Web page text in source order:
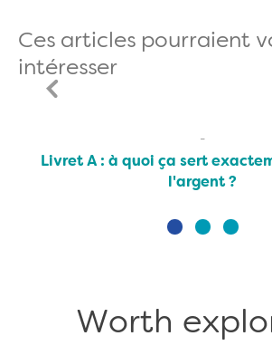
Ces articles pourraient
intéresser
Livret A : à quoi ça sert
l'argent ?
Worth